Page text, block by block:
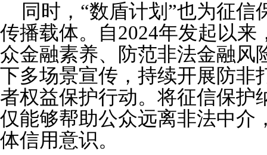
同时，“数盾计划”也为征
传播载体。自2024年发起以来
众金融素养、防范非法金融风
下多场景宣传，持续开展防非
者权益保护行动。将征信保护
仅能够帮助公众远离非法中介
体信用意识。